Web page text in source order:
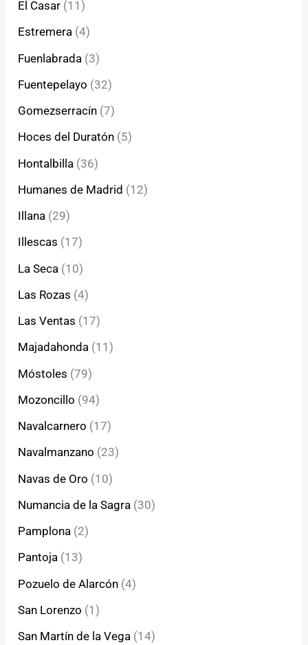
El Casar (11)
Estremera (4)
Fuenlabrada (3)
Fuentepelayo (32)
Gomezserracín (7)
Hoces del Duratón (5)
Hontalbilla (36)
Humanes de Madrid (12)
Illana (29)
Illescas (17)
La Seca (10)
Las Rozas (4)
Las Ventas (17)
Majadahonda (11)
Móstoles (79)
Mozoncillo (94)
Navalcarnero (17)
Navalmanzano (23)
Navas de Oro (10)
Numancia de la Sagra (30)
Pamplona (2)
Pantoja (13)
Pozuelo de Alarcón (4)
San Lorenzo (1)
San Martín de la Vega (14)